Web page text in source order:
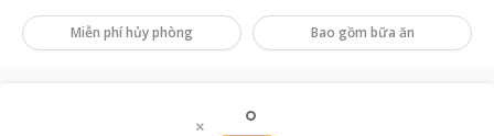
Miễn phí hủy phòng Bao gồm bữa ăn